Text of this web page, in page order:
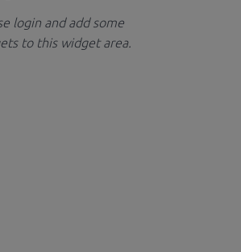
login and add some
to this widget area.